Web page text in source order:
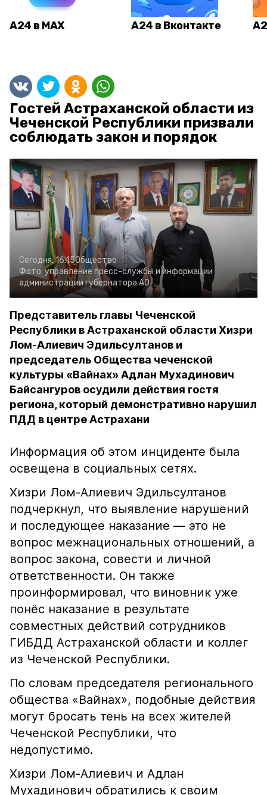
А24 в MAX А24 в Вконтакте
Гостей Астраханской области из
Чеченской Республики призвали
соблюдать закон и порядок
Сегодня, 16:15Общество
Фото: управление пресс-службы и информации
администрации губернатора АО
Представитель главы Чеченской
Республики в Астраханской области Хизри
Лом-Алиевич Эдильсултанов и
председатель Общества чеченской
культуры «Вайнах» Адлан Мухадинович
Байсангуров осудили действия гостя
региона, который демонстративно нарушил
ПДД в центре Астрахани
Информация об этом инциденте была
освещена в социальных сетях.
Хизри Лом-Алиевич Эдильсултанов
подчеркнул, что выявление нарушений
и последующее наказание — это не
вопрос межнациональных отношений, а
вопрос закона, совести и личной
ответственности. Он также
проинформировал, что виновник уже
понёс наказание в результате
совместных действий сотрудников
ГИБДД Астраханской области и коллег
из Чеченской Республики.
По словам председателя регионального
общества «Вайнах», подобные действия
могут бросать тень на всех жителей
Чеченской Республики, что
недопустимо.
Хизри Лом-Алиевич и Адлан
Мухадинович обратились к своим